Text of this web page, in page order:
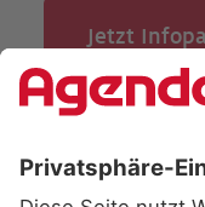
Jetzt